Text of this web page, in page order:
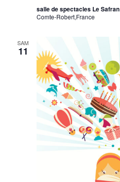
salle de spectacles Le Safran
Comte-Robert,France
SAM
11